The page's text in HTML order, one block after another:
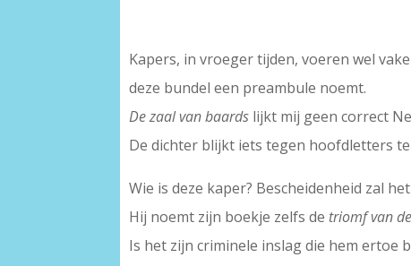
Kapers, in vroeger tijden, voeren wel
deze bundel een preambule noemt.
De zaal van baards lijkt mij geen correct
De dichter blijkt iets tegen hoofdletters te
Wie is deze kaper? Bescheidenheid zal
Hij noemt zijn boekje zelfs de triomf van
Is het zijn criminele inslag die hem ertoe